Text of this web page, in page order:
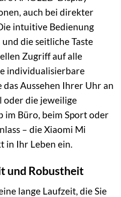
auch bei direkter
intuitive Bedienung
die seitliche Taste
Zugriff auf alle
individualisierbare
Aussehen Ihrer Uhr an
oder die jeweilige
im Büro, beim Sport oder
– die Xiaomi Mi
in Ihr Leben ein.
und Robustheit
lange Laufzeit, die Sie